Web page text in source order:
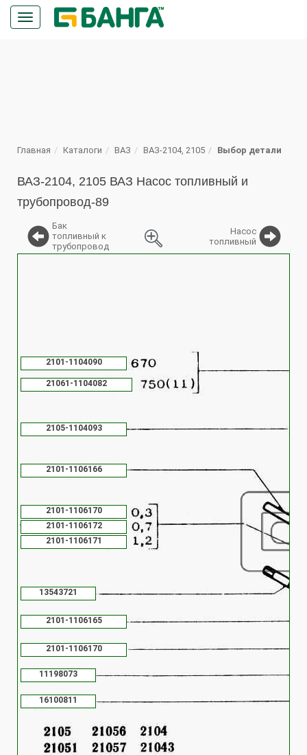
Кнопка
меню
Главная Каталоги ВАЗ ВАЗ-2104, 2105 Выбор детали
ВАЗ-2104, 2105 ВАЗ Насос топливный и
трубопровод-89
Бак
топливный к
трубопровод
Насос
топливный
11198073
13543721
16100811
2101-1104090
2101-1106165
2101-1106166
2101-1106170
2101-1106170
2101-1106171
2101-1106172
2105-1104093
21061-1104082